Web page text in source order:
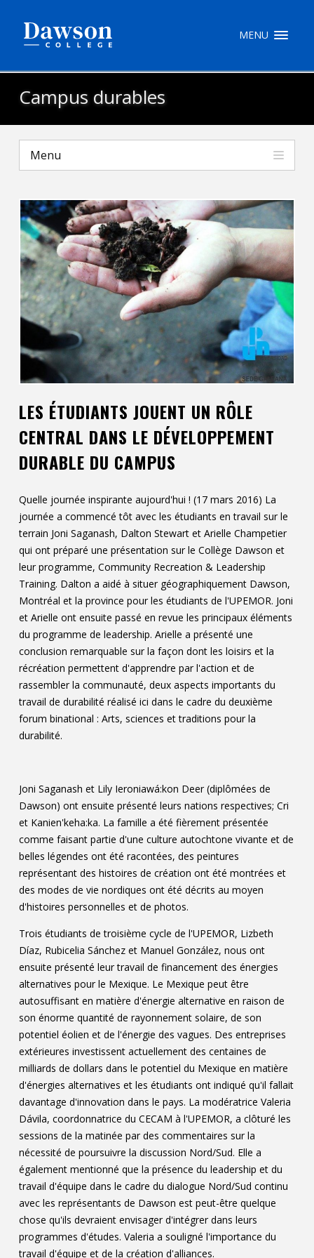
MENU
Campus durables
Menu
LES ÉTUDIANTS JOUENT UN RÔLE
CENTRAL DANS LE DÉVELOPPEMENT
DURABLE DU CAMPUS
Quelle journée inspirante aujourd'hui ! (17 mars 2016) La
journée a commencé tôt avec les étudiants en travail sur le
terrain Joni Saganash, Dalton Stewart et Arielle Champetier
qui ont préparé une présentation sur le Collège Dawson et
leur programme, Community Recreation & Leadership
Training. Dalton a aidé à situer géographiquement Dawson,
Montréal et la province pour les étudiants de l'UPEMOR. Joni
et Arielle ont ensuite passé en revue les principaux éléments
du programme de leadership. Arielle a présenté une
conclusion remarquable sur la façon dont les loisirs et la
récréation permettent d'apprendre par l'action et de
rassembler la communauté, deux aspects importants du
travail de durabilité réalisé ici dans le cadre du deuxième
forum binational : Arts, sciences et traditions pour la
durabilité.
Joni Saganash et Lily Ieroniawá:kon Deer (diplômées de
Dawson) ont ensuite présenté leurs nations respectives; Cri
et Kanien'keha:ka. La famille a été fièrement présentée
comme faisant partie d'une culture autochtone vivante et de
belles légendes ont été racontées, des peintures
représentant des histoires de création ont été montrées et
des modes de vie nordiques ont été décrits au moyen
d'histoires personnelles et de photos.
Trois étudiants de troisième cycle de l'UPEMOR, Lizbeth
Díaz, Rubicelia Sánchez et Manuel González, nous ont
ensuite présenté leur travail de financement des énergies
alternatives pour le Mexique. Le Mexique peut être
autosuffisant en matière d'énergie alternative en raison de
son énorme quantité de rayonnement solaire, de son
potentiel éolien et de l'énergie des vagues. Des entreprises
extérieures investissent actuellement des centaines de
milliards de dollars dans le potentiel du Mexique en matière
d'énergies alternatives et les étudiants ont indiqué qu'il fallait
davantage d'innovation dans le pays. La modératrice Valeria
Dávila, coordonnatrice du CECAM à l'UPEMOR, a clôturé les
sessions de la matinée par des commentaires sur la
nécessité de poursuivre la discussion Nord/Sud. Elle a
également mentionné que la présence du leadership et du
travail d'équipe dans le cadre du dialogue Nord/Sud continu
avec les représentants de Dawson est peut-être quelque
chose qu'ils devraient envisager d'intégrer dans leurs
programmes d'études. Valeria a souligné l'importance du
travail d'équipe et de la création d'alliances.
EN
portail My Dawson///
À propos de Dawson
Comment postuler
Carrières
Liens rapides
Contact
Informations
Outils
Liens